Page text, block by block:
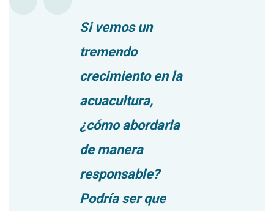
Si vemos un
tremendo
crecimiento en la
acuacultura,
¿cómo abordarla
de manera
responsable?
Podría ser que